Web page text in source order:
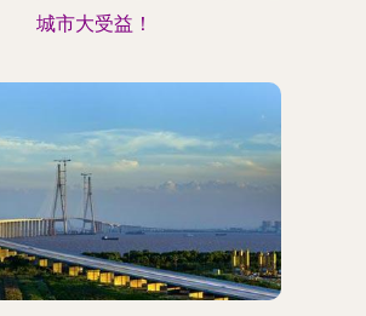
城市大受益！